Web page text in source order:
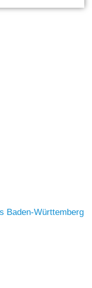
Baden-Württemberg